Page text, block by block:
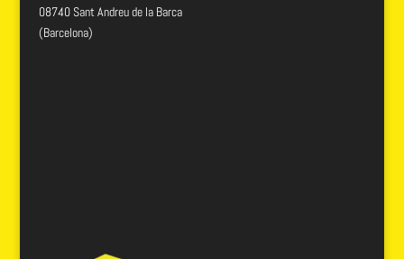
08740 Sant Andreu de la Barca
(Barcelona)